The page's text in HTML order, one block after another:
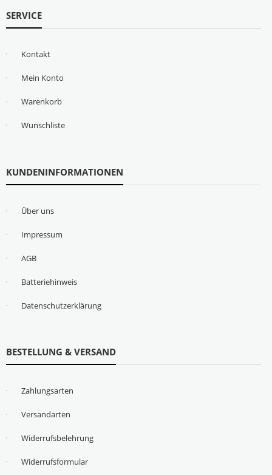
SERVICE
Kontakt
Mein Konto
Warenkorb
Wunschliste
KUNDENINFORMATIONEN
Über uns
Impressum
AGB
Batteriehinweis
Datenschutzerklärung
BESTELLUNG & VERSAND
Zahlungsarten
Versandarten
Widerrufsbelehrung
Widerrufsformular